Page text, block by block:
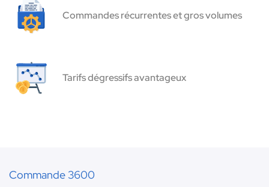
Commandes récurrentes et gros volumes
Tarifs dégressifs avantageux
Commande 3600